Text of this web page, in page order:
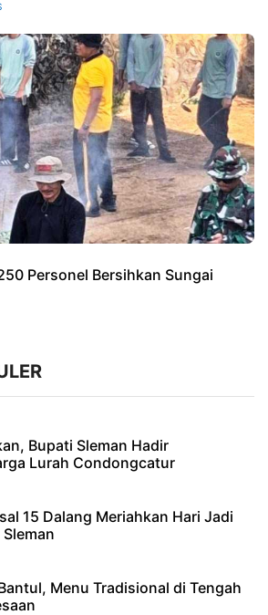
Personel Bersihkan Sungai
Bupati Sleman Hadir
Lurah Condongcatur
15 Dalang Meriahkan Hari Jadi
Menu Tradisional di Tengah